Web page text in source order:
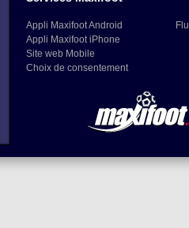
Appli Maxifoot Android
Appli Maxifoot iPhone
Site web Mobile
Choix de consentement